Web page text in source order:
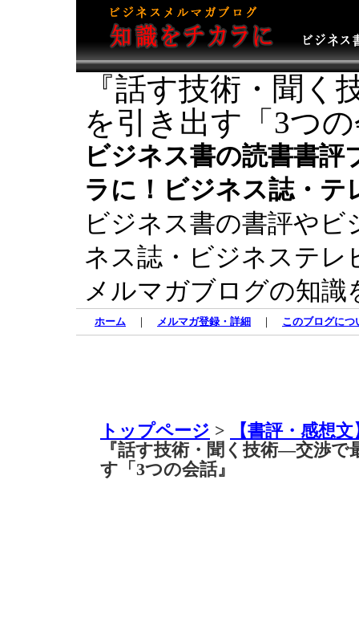
『話す技術・聞
を引き出す「3つ
ビジネス書の読書書
ラに！ビジネス誌・テ
ビジネス書の書評や
ネス誌・ビジネステ
メルマガブログの知識
ホーム ｜ メルマガ登録・詳細 ｜ このブログにつ
トップページ >
【書評・感想
『話す技術・聞く技術―交渉で
す「3つの会話』